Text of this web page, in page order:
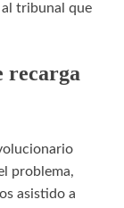
al tribunal que
recarga
problema,
asistido a